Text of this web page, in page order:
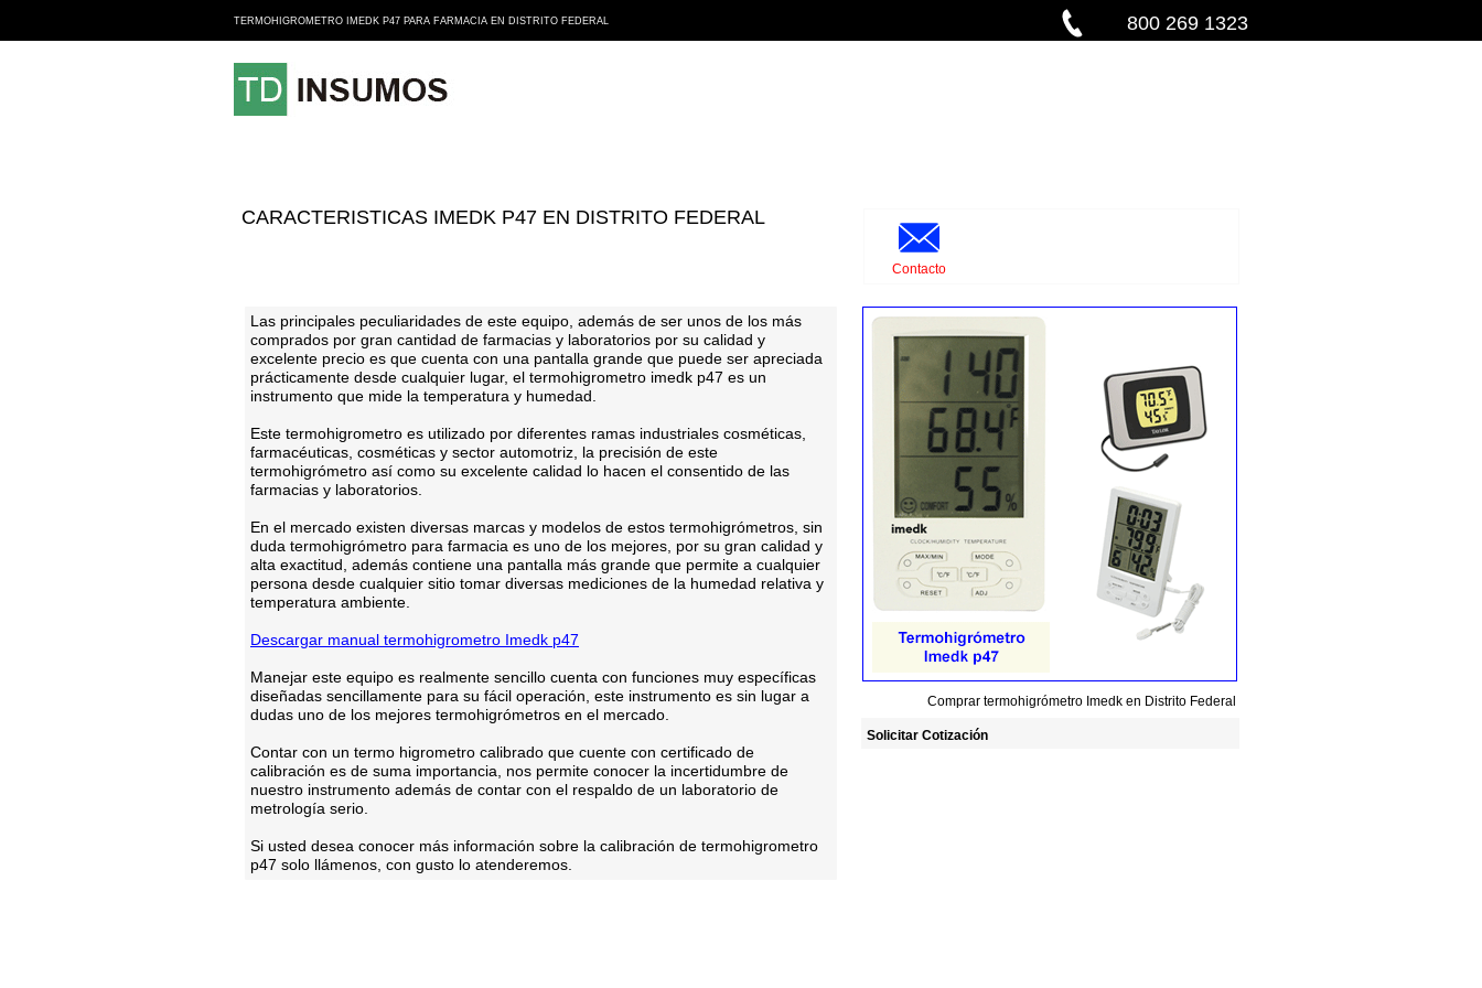
TERMOHIGROMETRO IMEDK P47 PARA FARMACIA EN DISTRITO FEDERAL 800 269 1323
CARACTERISTICAS IMEDK P47 EN DISTRITO FEDERAL
Contacto
Las principales peculiaridades de este equipo, además de ser unos de los más
comprados por gran cantidad de farmacias y laboratorios por su calidad y
excelente precio es que cuenta con una pantalla grande que puede ser apreciada
prácticamente desde cualquier lugar, el termohigrometro imedk p47 es un
instrumento que mide la temperatura y humedad.
Este termohigrometro es utilizado por diferentes ramas industriales cosméticas,
farmacéuticas, cosméticas y sector automotriz, la precisión de este
termohigrómetro así como su excelente calidad lo hacen el consentido de las
farmacias y laboratorios.
En el mercado existen diversas marcas y modelos de estos termohigrómetros, sin
duda termohigrómetro para farmacia es uno de los mejores, por su gran calidad y
alta exactitud, además contiene una pantalla más grande que permite a cualquier
persona desde cualquier sitio tomar diversas mediciones de la humedad relativa y
temperatura ambiente.
Descargar manual termohigrometro Imedk p47
Manejar este equipo es realmente sencillo cuenta con funciones muy específicas
diseñadas sencillamente para su fácil operación, este instrumento es sin lugar a
dudas uno de los mejores termohigrómetros en el mercado.
Contar con un termo higrometro calibrado que cuente con certificado de
calibración es de suma importancia, nos permite conocer la incertidumbre de
nuestro instrumento además de contar con el respaldo de un laboratorio de
metrología serio.
Si usted desea conocer más información sobre la calibración de termohigrometro
p47 solo llámenos, con gusto lo atenderemos.
Comprar termohigrómetro Imedk en Distrito Federal
Solicitar Cotización